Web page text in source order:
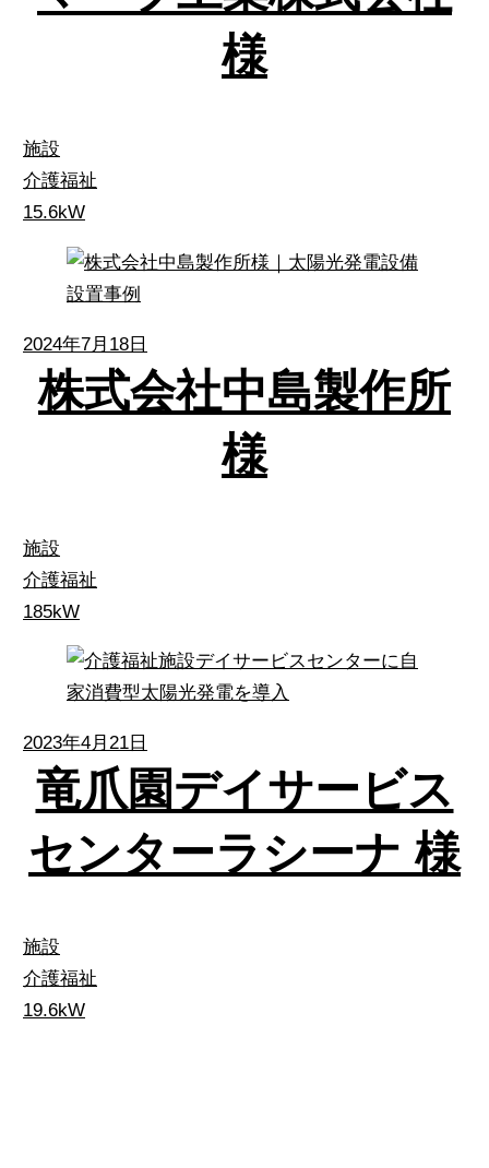
様
施設
介護福祉
15.6kW
2024年7月18日
株式会社中島製作所
様
施設
介護福祉
185kW
2023年4月21日
竜爪園デイサービス
センターラシーナ 様
施設
介護福祉
19.6kW